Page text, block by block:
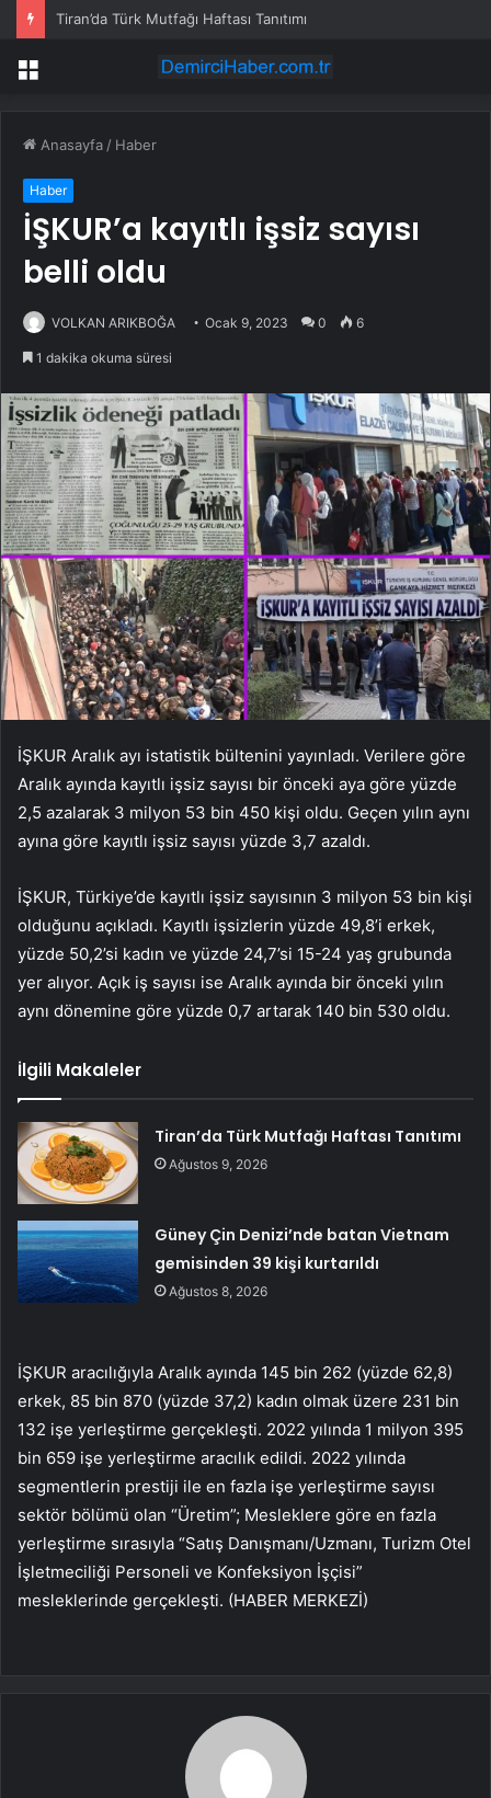
Tiran’da Türk Mutfağı Haftası Tanıtımı
Menü
Anasayfa / Haber
Haber
İŞKUR’a kayıtlı işsiz sayısı
belli oldu
VOLKAN ARIKBOĞA Ocak 9, 2023 0 6
1 dakika okuma süresi
İŞKUR Aralık ayı istatistik bültenini yayınladı. Verilere göre
Aralık ayında kayıtlı işsiz sayısı bir önceki aya göre yüzde
2,5 azalarak 3 milyon 53 bin 450 kişi oldu. Geçen yılın aynı
ayına göre kayıtlı işsiz sayısı yüzde 3,7 azaldı.
İŞKUR, Türkiye’de kayıtlı işsiz sayısının 3 milyon 53 bin kişi
olduğunu açıkladı. Kayıtlı işsizlerin yüzde 49,8’i erkek,
yüzde 50,2’si kadın ve yüzde 24,7’si 15-24 yaş grubunda
yer alıyor. Açık iş sayısı ise Aralık ayında bir önceki yılın
aynı dönemine göre yüzde 0,7 artarak 140 bin 530 oldu.
İlgili Makaleler
Tiran’da Türk Mutfağı Haftası Tanıtımı
Ağustos 9, 2026
Güney Çin Denizi’nde batan Vietnam
gemisinden 39 kişi kurtarıldı
Ağustos 8, 2026
İŞKUR aracılığıyla Aralık ayında 145 bin 262 (yüzde 62,8)
erkek, 85 bin 870 (yüzde 37,2) kadın olmak üzere 231 bin
132 işe yerleştirme gerçekleşti. 2022 yılında 1 milyon 395
bin 659 işe yerleştirme aracılık edildi. 2022 yılında
segmentlerin prestiji ile en fazla işe yerleştirme sayısı
sektör bölümü olan “Üretim”; Mesleklere göre en fazla
yerleştirme sırasıyla “Satış Danışmanı/Uzmanı, Turizm Otel
İşletmeciliği Personeli ve Konfeksiyon İşçisi”
mesleklerinde gerçekleşti. (HABER MERKEZİ)